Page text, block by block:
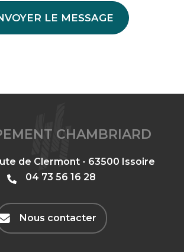
CHAMBRIARD
de Clermont - 63500 Issoire
‭04 73 56 16 28‬
Nous contacter